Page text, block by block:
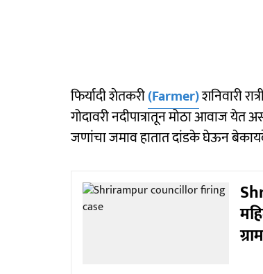
फिर्यादी शेतकरी(Farmer)शनिवारी
गोदावरी नदीपात्रातून मोठा आवाज येत
जणांचा जमाव हातात दांडके घेऊन